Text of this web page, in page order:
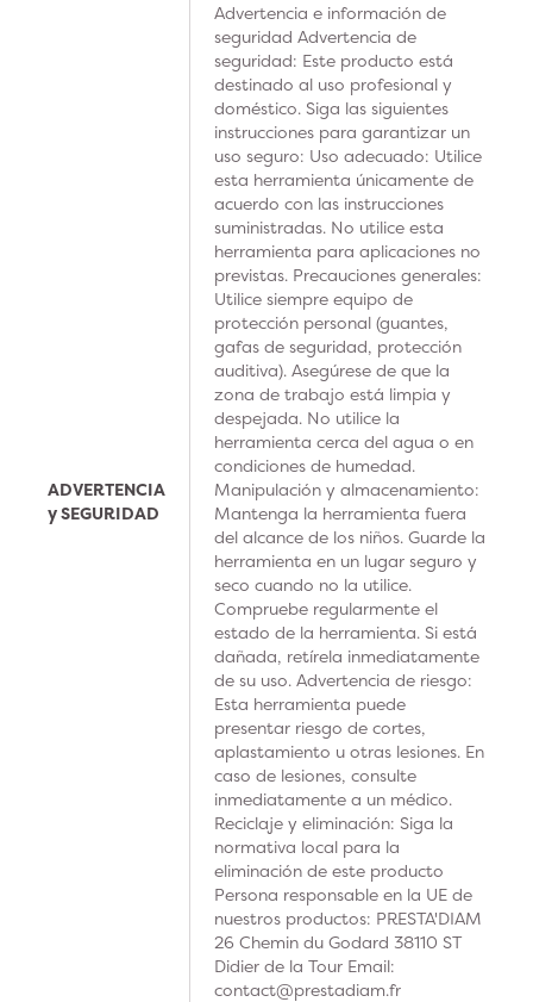
ADVERTENCIA
y SEGURIDAD
Advertencia e información de
seguridad Advertencia de
seguridad: Este producto está
destinado al uso profesional y
doméstico. Siga las siguientes
instrucciones para garantizar un
uso seguro: Uso adecuado: Utilice
esta herramienta únicamente de
acuerdo con las instrucciones
suministradas. No utilice esta
herramienta para aplicaciones no
previstas. Precauciones generales:
Utilice siempre equipo de
protección personal (guantes,
gafas de seguridad, protección
auditiva). Asegúrese de que la
zona de trabajo está limpia y
despejada. No utilice la
herramienta cerca del agua o en
condiciones de humedad.
Manipulación y almacenamiento:
Mantenga la herramienta fuera
del alcance de los niños. Guarde la
herramienta en un lugar seguro y
seco cuando no la utilice.
Compruebe regularmente el
estado de la herramienta. Si está
dañada, retírela inmediatamente
de su uso. Advertencia de riesgo:
Esta herramienta puede
presentar riesgo de cortes,
aplastamiento u otras lesiones. En
caso de lesiones, consulte
inmediatamente a un médico.
Reciclaje y eliminación: Siga la
normativa local para la
eliminación de este producto
Persona responsable en la UE de
nuestros productos: PRESTA'DIAM
26 Chemin du Godard 38110 ST
Didier de la Tour Email:
contact@prestadiam.fr